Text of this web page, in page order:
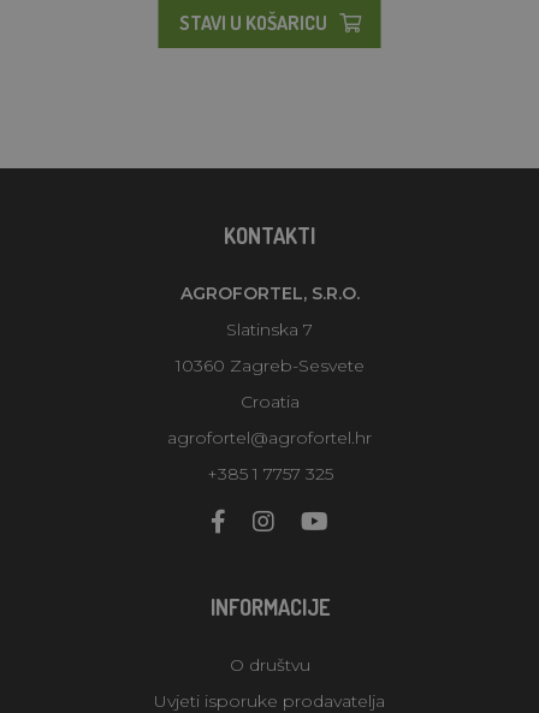
STAVI U KOŠARICU
KONTAKTI
AGROFORTEL, S.R.O.
Slatinska 7
10360 Zagreb-Sesvete
Croatia
agrofortel@agrofortel.hr
+385 1 7757 325
INFORMACIJE
O društvu
Uvjeti isporuke prodavatelja